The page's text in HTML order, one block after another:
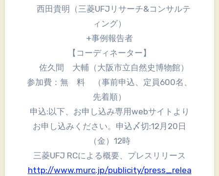
西田貴明（三菱UFJリサーチ&コンサルテ
ィング）
+事例報告者
【コーディネーター】
佐久間 大輔（大阪市立自然史博物館）
参加費：無 料 （事前申込、定員600名、
先着順）
申込:以下、お申し込み専用webサイトより
お申し込みください。申込〆切:12月20日
（金）12時
三菱UFJ RCによる概要、プレスリリース
http://www.murc.jp/publicity/press_relea